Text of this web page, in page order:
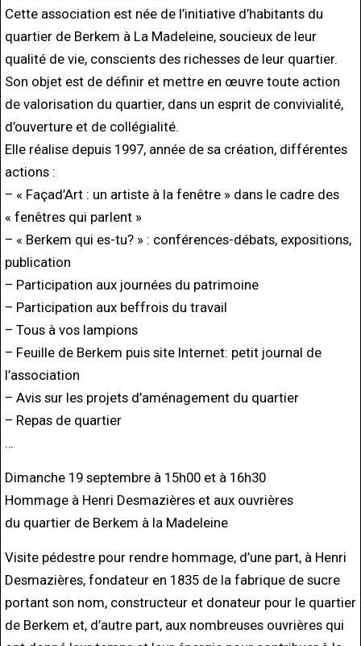
Cette association est née de l’initiative d’habitants du
quartier de Berkem à La Madeleine, soucieux de leur
qualité de vie, conscients des richesses de leur quartier.
Son objet est de définir et mettre en œuvre toute action
de valorisation du quartier, dans un esprit de convivialité,
d’ouverture et de collégialité.
Elle réalise depuis 1997, année de sa création, différentes
actions :
– « Façad’Art : un artiste à la fenêtre » dans le cadre des
« fenêtres qui parlent »
– « Berkem qui es-tu? » : conférences-débats, expositions,
publication
– Participation aux journées du patrimoine
– Participation aux beffrois du travail
– Tous à vos lampions
– Feuille de Berkem puis site Internet: petit journal de
l’association
– Avis sur les projets d’aménagement du quartier
– Repas de quartier
…
Dimanche 19 septembre à 15h00 et à 16h30
Hommage à Henri Desmazières et aux ouvrières
du quartier de Berkem à la Madeleine
Visite pédestre pour rendre hommage, d’une part, à Henri
Desmazières, fondateur en 1835 de la fabrique de sucre
portant son nom, constructeur et donateur pour le quartier
de Berkem et, d’autre part, aux nombreuses ouvrières qui